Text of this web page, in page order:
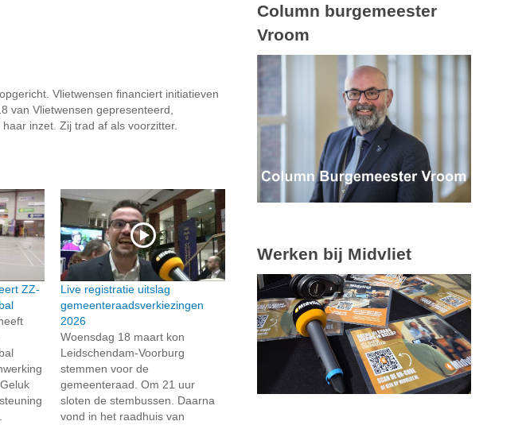
Vlietwensen financiert initiatieven
van Vlietwensen gepresenteerd,
inzet. Zij trad af als voorzitter.
ZZ-
Live registratie uitslag
gemeenteraadsverkiezingen
2026
Woensdag 18 maart kon
Leidschendam-Voorburg
stemmen voor de
gemeenteraad. Om 21 uur
sloten de stembussen. Daarna
vond in het raadhuis van
Column burgemeester
Vroom
Werken bij Midvliet